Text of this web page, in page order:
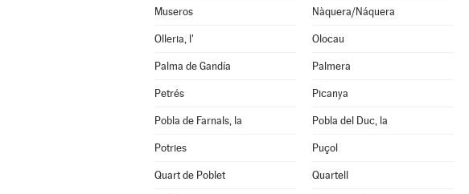
Museros Nàquera/Náquera
Olleria, l' Olocau
Palma de Gandía Palmera
Petrés Picanya
Pobla de Farnals, la Pobla del Duc, la
Potries Puçol
Quart de Poblet Quartell